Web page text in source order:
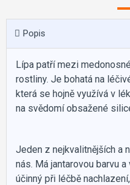
Popis
Lípa patří mezi
rostliny. Je bohatá na
která se hojně využívá v
na svědomí obsažené
Jeden z nejkvalitnějších a
nás. Má jantarovou barvu
účinný při léčbě